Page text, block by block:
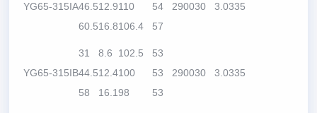
YG65-315IA46.5
60.5
12.9
16.8
110
106.4
54
57
290030 3.0335
YG65-315IB
31
44.5
58
8.6
12.4
16.1
102.5
100
98
53
53
53
290030 3.0335